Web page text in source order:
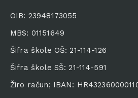
OIB: 23948173055
MBS: 01151649
Šifra škole OŠ: 21-114-126
Šifra škole SŠ: 21-114-591
Žiro račun; IBAN: